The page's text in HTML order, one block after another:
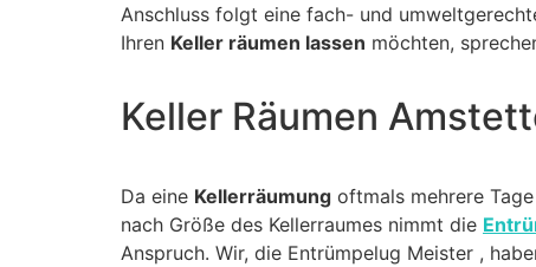
Anschluss folgt eine fach- und
Ihren Keller räumen lassen möchten,
Keller Räumen
Da eine Kellerräumung oftmals mehrere
nach Größe des Kellerraumes nimmt die
Anspruch. Wir, die Entrümpelug Meister ,